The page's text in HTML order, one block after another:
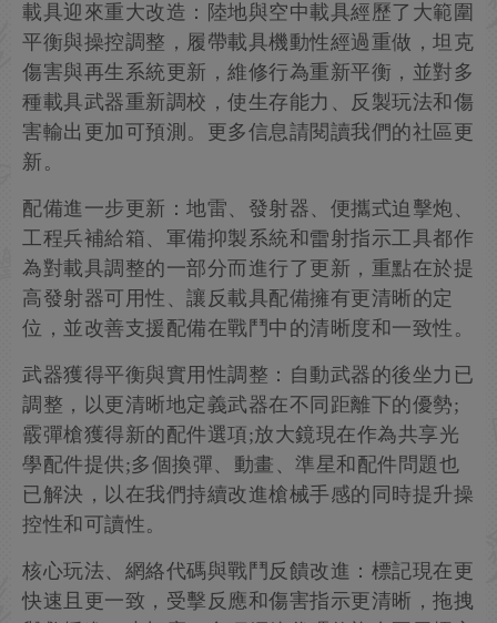
載具迎來重大改造：陸地與空中載具經歷了大範圍
平衡與操控調整，履帶載具機動性經過重做，坦克
傷害與再生系統更新，維修行為重新平衡，並對多
種載具武器重新調校，使生存能力、反製玩法和傷
害輸出更加可預測。更多信息請閱讀我們的社區更
新。
配備進一步更新：地雷、發射器、便攜式迫擊炮、
工程兵補給箱、軍備抑製系統和雷射指示工具都作
為對載具調整的一部分而進行了更新，重點在於提
高發射器可用性、讓反載具配備擁有更清晰的定
位，並改善支援配備在戰鬥中的清晰度和一致性。
武器獲得平衡與實用性調整：自動武器的後坐力已
調整，以更清晰地定義武器在不同距離下的優勢;
霰彈槍獲得新的配件選項;放大鏡現在作為共享光
學配件提供;多個換彈、動畫、準星和配件問題也
已解決，以在我們持續改進槍械手感的同時提升操
控性和可讀性。
核心玩法、網絡代碼與戰鬥反饋改進：標記現在更
快速且更一致，受擊反應和傷害指示更清晰，拖拽